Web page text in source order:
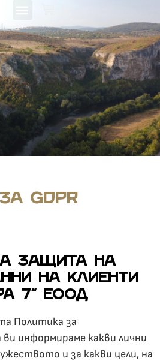
GDPR
ЗАЩИТА НА
НА КЛИЕНТИ
7“ ЕООД
Политика за
информираме какви лични
и за какви цели, на